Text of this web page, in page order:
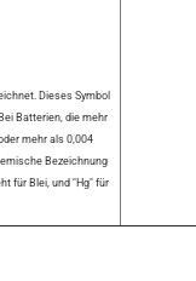
Dieses Symbol
Batterien, die mehr
mehr als 0,004
Bezeichnung
für Blei, und "Hg" für